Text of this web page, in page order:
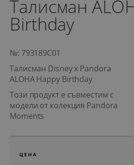
Талисман
Birthday
№: 793189C01
Талисман Disney x Pandora
ALOHA Happy Birthday
Този продукт е съвместим с
модели от колекция Pandora
Moments
ЦЕНА